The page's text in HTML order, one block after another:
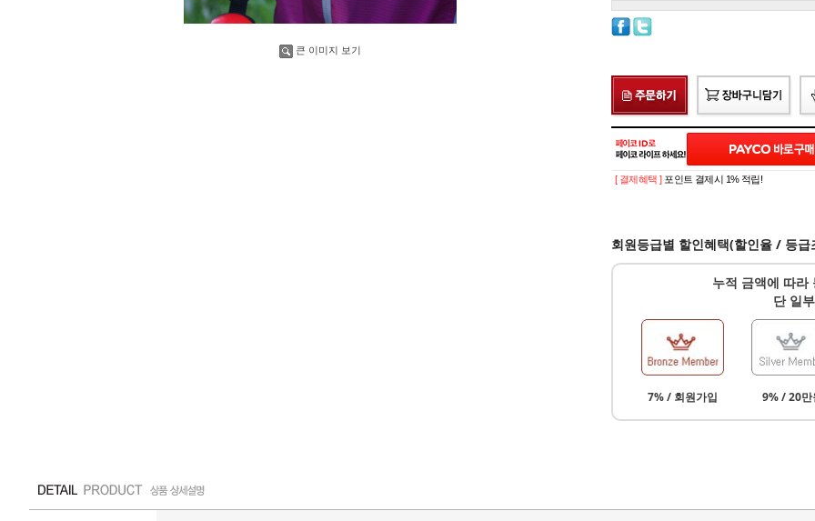
큰 이미지 보기
[ 결제혜택 ] 포인트 결제시 1% 적립!
회원등급별 할인혜택(할인율 / 등급
누적 금액에 따라
단 일
7% / 회원가입 9% / 20만